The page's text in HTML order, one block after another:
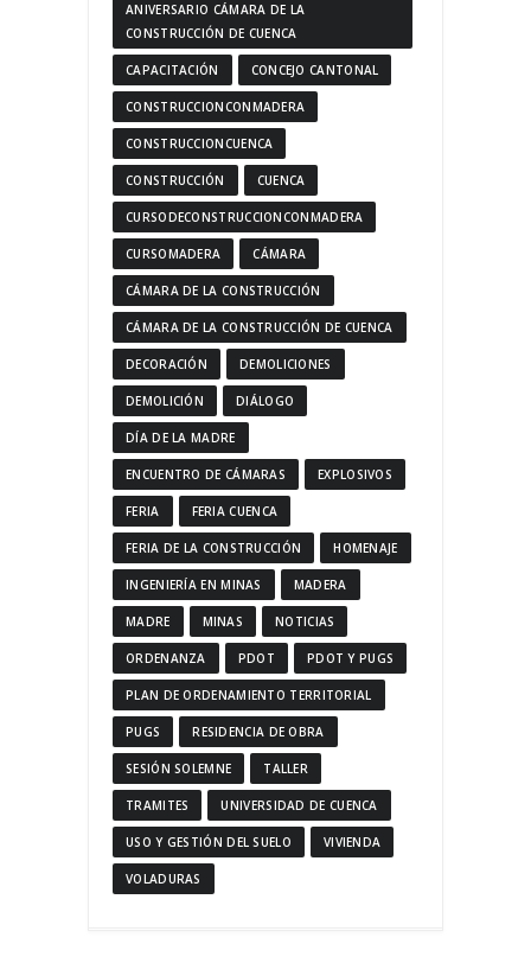
ANIVERSARIO CÁMARA DE LA
CONSTRUCCIÓN DE CUENCA
CAPACITACIÓN CONCEJO CANTONAL
CONSTRUCCIONCONMADERA
CONSTRUCCIONCUENCA
CONSTRUCCIÓN CUENCA
CURSODECONSTRUCCIONCONMADERA
CURSOMADERA CÁMARA
CÁMARA DE LA CONSTRUCCIÓN
CÁMARA DE LA CONSTRUCCIÓN DE CUENCA
DECORACIÓN DEMOLICIONES
DEMOLICIÓN DIÁLOGO
DÍA DE LA MADRE
ENCUENTRO DE CÁMARAS EXPLOSIVOS
FERIA FERIA CUENCA
FERIA DE LA CONSTRUCCIÓN HOMENAJE
INGENIERÍA EN MINAS MADERA
MADRE MINAS NOTICIAS
ORDENANZA PDOT PDOT Y PUGS
PLAN DE ORDENAMIENTO TERRITORIAL
PUGS RESIDENCIA DE OBRA
SESIÓN SOLEMNE TALLER
TRAMITES UNIVERSIDAD DE CUENCA
USO Y GESTIÓN DEL SUELO VIVIENDA
VOLADURAS